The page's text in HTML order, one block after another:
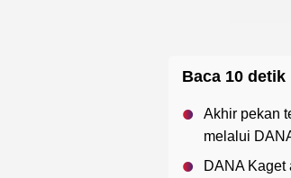
Baca 10 detik
Akhir pekan
melalui
DANA